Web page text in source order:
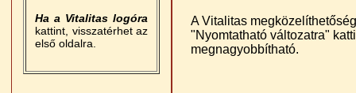
Ha a Vitalitas logóra
kattint, visszatérhet az
első oldalra.
A Vitalitas
"Nyomtatható változatra"
megnagyobbítható.